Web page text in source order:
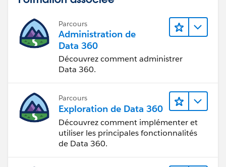
Parcours
Administration de
Data 360
Découvrez comment administrer
Data 360.
Parcours
Exploration de Data 360
Découvrez comment implémenter et
utiliser les principales fonctionnalités
de Data 360.